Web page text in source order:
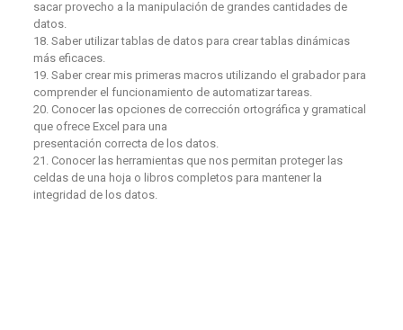
sacar provecho a la manipulación de grandes cantidades de
datos.
18. Saber utilizar tablas de datos para crear tablas dinámicas
más eficaces.
19. Saber crear mis primeras macros utilizando el grabador para
comprender el funcionamiento de automatizar tareas.
20. Conocer las opciones de corrección ortográfica y gramatical
que ofrece Excel para una
presentación correcta de los datos.
21. Conocer las herramientas que nos permitan proteger las
celdas de una hoja o libros completos para mantener la
integridad de los datos.